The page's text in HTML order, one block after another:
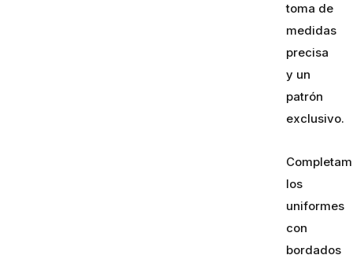
toma de
medidas
precisa
y un
patrón
exclusivo.
los
uniformes
con
bordados